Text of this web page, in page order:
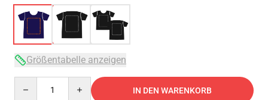
Größentabelle anzeigen
IN DEN WARENKORB